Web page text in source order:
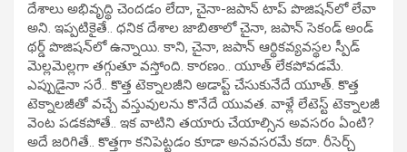
దేశాలు అభివృద్థి చెందడం లేదా, చైనా-జపాన్ టాప్ పొజిషన్‌లో లేవా
అని. ఇప్పటికైతే.. ధనిక దేశాల జాబితాలో చైనా, జపాన్ సెకండ్ అండ్
థర్డ్‌ పొజిషన్‌లో ఉన్నాయి. కాని, చైనా, జపాన్ ఆర్థికవ్యవస్థల స్పీడ్‌
మెల్లమెల్లగా తగ్గుతూ వస్తోంది. కారణం.. యూత్ లేకపోవడమే.
ఎప్పుడైనా సరే.. కొత్త టెక్నాలజీని అడాప్ట్‌ చేసుకునేదే యూత్. కొత్త
టెక్నాలజీతో వచ్చే వస్తువులను కొనేదే యువత. వాళ్లే లేటెస్ట్ టెక్నాలజీ
వెంట పడకపోతే.. ఇక వాటిని తయారు చేయాల్సిన అవసరం ఏంటి?
అదే జరిగితే.. కొత్తగా కనిపెట్టడం కూడా అనవసరమే కదా. రీసెర్చ్